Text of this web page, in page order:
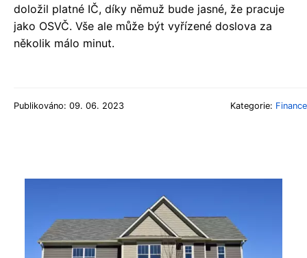
doložil platné IČ, díky němuž bude jasné, že pracuje
jako OSVČ. Vše ale může být vyřízené doslova za
několik málo minut.
Publikováno: 09. 06. 2023 Kategorie: Finance